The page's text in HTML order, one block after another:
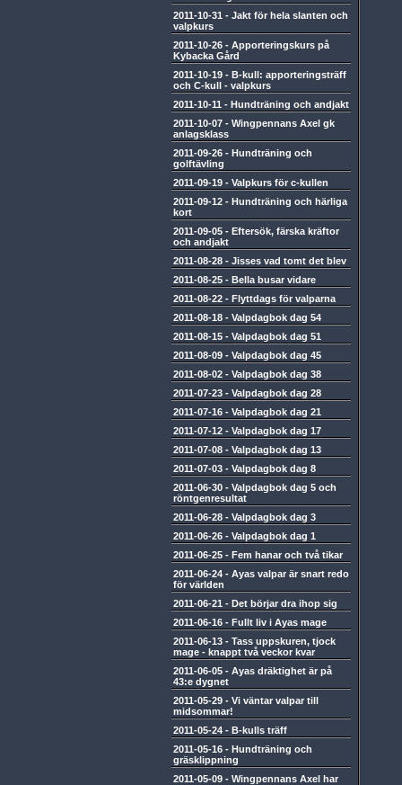
2011-10-31 - Jakt för hela slanten och
valpkurs
2011-10-26 - Apporteringskurs på
Kybacka Gård
2011-10-19 - B-kull: apporteringsträff
och C-kull - valpkurs
2011-10-11 - Hundträning och andjakt
2011-10-07 - Wingpennans Axel gk
anlagsklass
2011-09-26 - Hundträning och
golftävling
2011-09-19 - Valpkurs för c-kullen
2011-09-12 - Hundträning och härliga
kort
2011-09-05 - Eftersök, färska kräftor
och andjakt
2011-08-28 - Jisses vad tomt det blev
2011-08-25 - Bella busar vidare
2011-08-22 - Flyttdags för valparna
2011-08-18 - Valpdagbok dag 54
2011-08-15 - Valpdagbok dag 51
2011-08-09 - Valpdagbok dag 45
2011-08-02 - Valpdagbok dag 38
2011-07-23 - Valpdagbok dag 28
2011-07-16 - Valpdagbok dag 21
2011-07-12 - Valpdagbok dag 17
2011-07-08 - Valpdagbok dag 13
2011-07-03 - Valpdagbok dag 8
2011-06-30 - Valpdagbok dag 5 och
röntgenresultat
2011-06-28 - Valpdagbok dag 3
2011-06-26 - Valpdagbok dag 1
2011-06-25 - Fem hanar och två tikar
2011-06-24 - Ayas valpar är snart redo
för världen
2011-06-21 - Det börjar dra ihop sig
2011-06-16 - Fullt liv i Ayas mage
2011-06-13 - Tass uppskuren, tjock
mage - knappt två veckor kvar
2011-06-05 - Ayas dräktighet är på
43:e dygnet
2011-05-29 - Vi väntar valpar till
midsommar!
2011-05-24 - B-kulls träff
2011-05-16 - Hundträning och
gräsklippning
2011-05-09 - Wingpennans Axel har